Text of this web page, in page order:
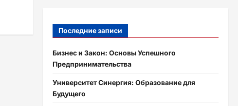
Последние записи
Бизнес и Закон: Основы Успешного
Предпринимательства
Университет Синергия: Образование для
Будущего